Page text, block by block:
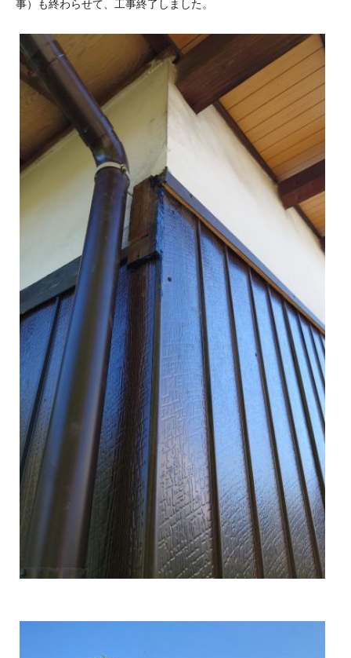
事）も終わらせて、工事終了しました。